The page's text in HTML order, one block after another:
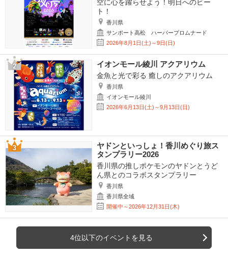
空に心を躍らせよう！明日へのビー
ト！
香川県
サンポート高松 ハーバープロムナード
2026年8月1日(土)～9日(日)
イオンモール綾川 アクアリウム
金魚と光で彩る 癒しのアクアリウム
香川県
イオンモール綾川
2026年6月13日(土)～9月13日(日)
ヤドンといっしょ！香川めぐり旅ス
タンプラリー2026
香川県の推しポケモンのヤドンとうど
ん県とのコラボスタンプラリー
香川県
香川県全域
開催中～2026年12月31日(木)
4位以下のイベントを見る